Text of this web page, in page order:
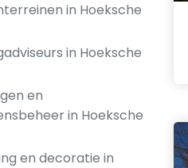
in Hoeksche
in Hoeksche
en
in Hoeksche
en decoratie in